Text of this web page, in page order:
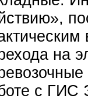
на
с ГИС